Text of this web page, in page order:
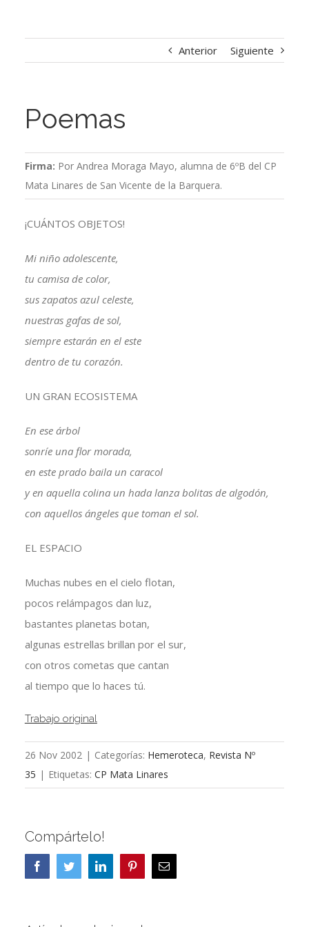
Anterior Siguiente
Poemas
Firma: Por Andrea Moraga Mayo, alumna de 6ºB del CP
Mata Linares de San Vicente de la Barquera.
¡CUÁNTOS OBJETOS!
Mi niño adolescente,
tu camisa de color,
sus zapatos azul celeste,
nuestras gafas de sol,
siempre estarán en el este
dentro de tu corazón.
UN GRAN ECOSISTEMA
En ese árbol
sonríe una flor morada,
en este prado baila un caracol
y en aquella colina un hada lanza bolitas de algodón,
con aquellos ángeles que toman el sol.
EL ESPACIO
Muchas nubes en el cielo flotan,
pocos relámpagos dan luz,
bastantes planetas botan,
algunas estrellas brillan por el sur,
con otros cometas que cantan
al tiempo que lo haces tú.
Trabajo original
26 Nov 2002 | Categorías: Hemeroteca, Revista Nº
35 | Etiquetas: CP Mata Linares
Compártelo!
FacebookTwitterLinkedInPinterestCorreo
electrónico